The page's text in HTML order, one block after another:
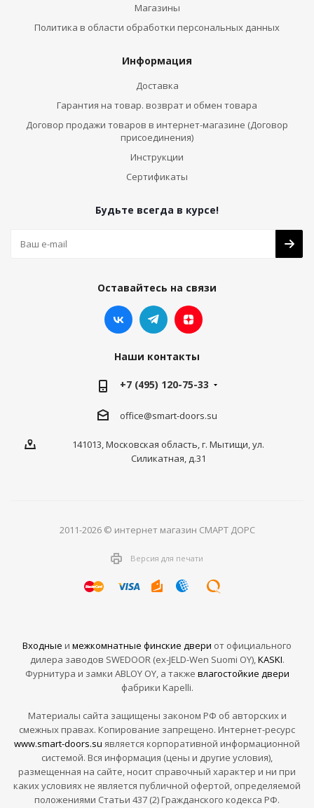
Магазины
Политика в области обработки персональных данных
Информация
Доставка
Гарантия на товар. возврат и обмен товара
Договор продажи товаров в интернет-магазине (Договор
присоединения)
Инструкции
Сертификаты
Будьте всегда в курсе!
Оставайтесь на связи
Наши контакты
+7 (495) 120-75-33
office@smart-doors.su
141013, Московская область, г. Мытищи, ул.
Силикатная, д.31
2011-2026 © интернет магазин СМАРТ ДОРС
Версия для печати
Входные и межкомнатные финские двери от официального
дилера заводов SWEDOOR (ex-JELD-Wen Suomi OY),KASKI.
Фурнитура и замки ABLOY OY, а также влагостойкие двери
фабрики Kapelli.
Материалы сайта защищены законом РФ об авторских и
смежных правах. Копирование запрещено. Интернет-ресурс
www.smart-doors.su является корпоративной информационной
системой. Вся информация (цены и другие условия),
размещенная на сайте, носит справочный характер и ни при
каких условиях не является публичной офертой, определяемой
положениями Статьи 437 (2) Гражданского кодекса РФ.